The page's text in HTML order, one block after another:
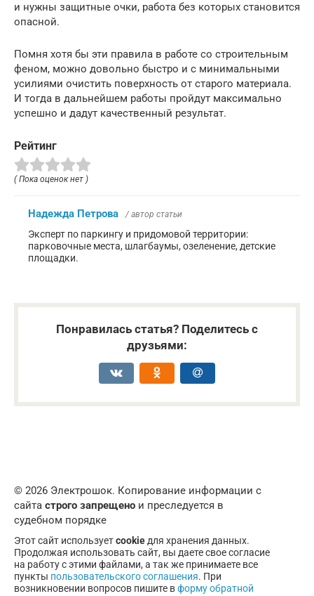
и нужны защитные очки, работа без которых становится
опасной.
Помня хотя бы эти правила в работе со строительным
феном, можно довольно быстро и с минимальными
усилиями очистить поверхность от старого материала.
И тогда в дальнейшем работы пройдут максимально
успешно и дадут качественный результат.
Рейтинг
( Пока оценок нет )
Надежда Петрова / автор статьи
Эксперт по паркингу и придомовой территории:
парковочные места, шлагбаумы, озеленение, детские
площадки.
Понравилась статья? Поделитесь с
друзьями:
© 2026 Электрошок. Копирование информации с
сайта строго запрещено и преследуется в
судебном порядке
Этот сайт используетcookie для хранения данных.
Продолжая использовать сайт, вы даете свое согласие
на работу с этими файлами, а так же принимаете все
пункты пользовательского соглашения. При
возникновении вопросов пишите вформу обратной